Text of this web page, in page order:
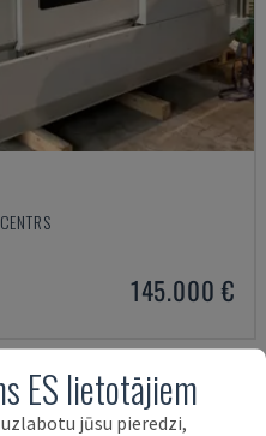
145.000 €
ES lietotājiem
jūsu pieredzi,